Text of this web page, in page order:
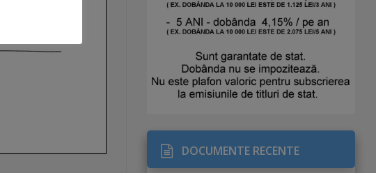
DOCUMENTE RECENTE